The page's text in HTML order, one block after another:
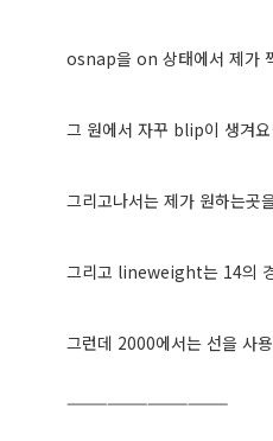
osnap을 on 상태에서 제가
그 원에서 자꾸 blip이 생겨
그리고나서는 제가 원하는곳
그리고 lineweight는 14의
그런데 2000에서는 선을 사
————————————